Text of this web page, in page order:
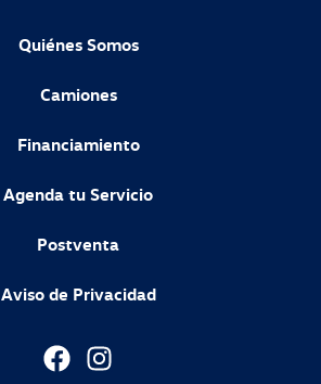
Quiénes Somos
Camiones
Financiamiento
Agenda tu Servicio
Postventa
Aviso de Privacidad